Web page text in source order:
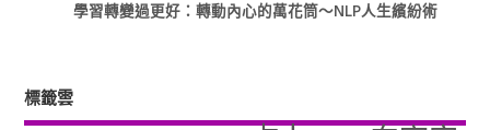
學習轉變過更好：轉動內心的萬花筒～NLP人生繽紛術
標籤雲